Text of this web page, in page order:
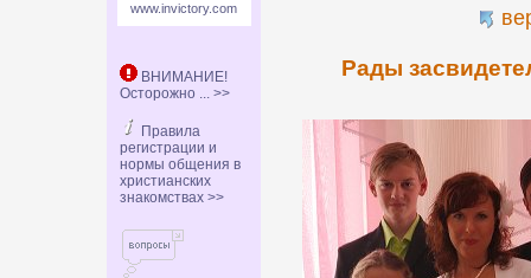
www.invictory.com
ВНИМАНИЕ!
Осторожно ... >>
Правила
регистрации и
нормы общения в
христианских
знакомствах >>
Рады